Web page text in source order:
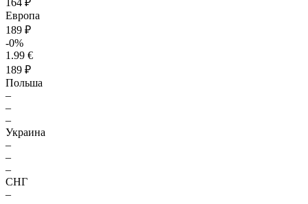
164 ₽
Европа
189 ₽
-0%
1.99 €
189 ₽
Польша
–
–
–
Украина
–
–
–
СНГ
–